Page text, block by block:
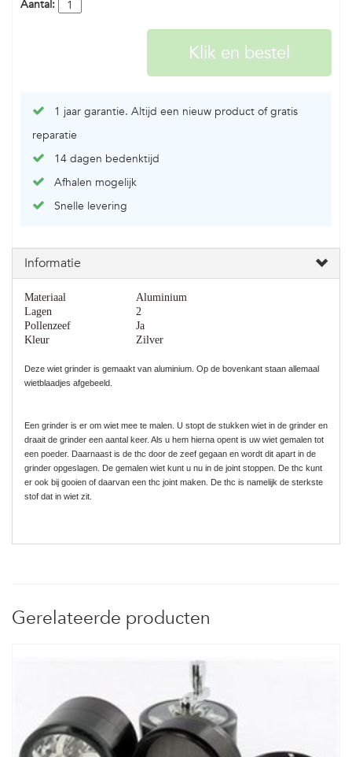
Aantal:
1 jaar garantie. Altijd een nieuw product of gratis
reparatie
14 dagen bedenktijd
Afhalen mogelijk
Snelle levering
Informatie
Materiaal
Aluminium
Lagen
2
Pollenzeef
Ja
Kleur
Zilver
Deze wiet grinder is gemaakt van aluminium. Op de bovenkant staan allemaal
wietblaadjes afgebeeld.
Een grinder is er om wiet mee te malen. U stopt de stukken wiet in de grinder en
draait de grinder een aantal keer. Als u hem hierna opent is uw wiet gemalen tot
een poeder. Daarnaast is de thc door de zeef gegaan en wordt dit apart in de
grinder opgeslagen. De gemalen wiet kunt u nu in de joint stoppen. De thc kunt
er ook bij gooien of daarvan een thc joint maken. De thc is namelijk de sterkste
stof dat in wiet zit.
Gerelateerde producten